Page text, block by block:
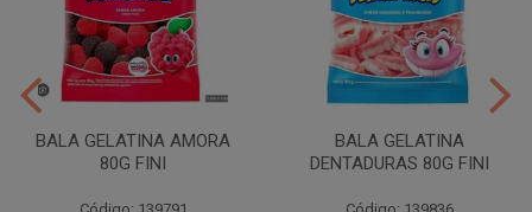
BALA GELATINA AMORA
80G FINI
BALA GELATINA
DENTADURAS 80G FINI